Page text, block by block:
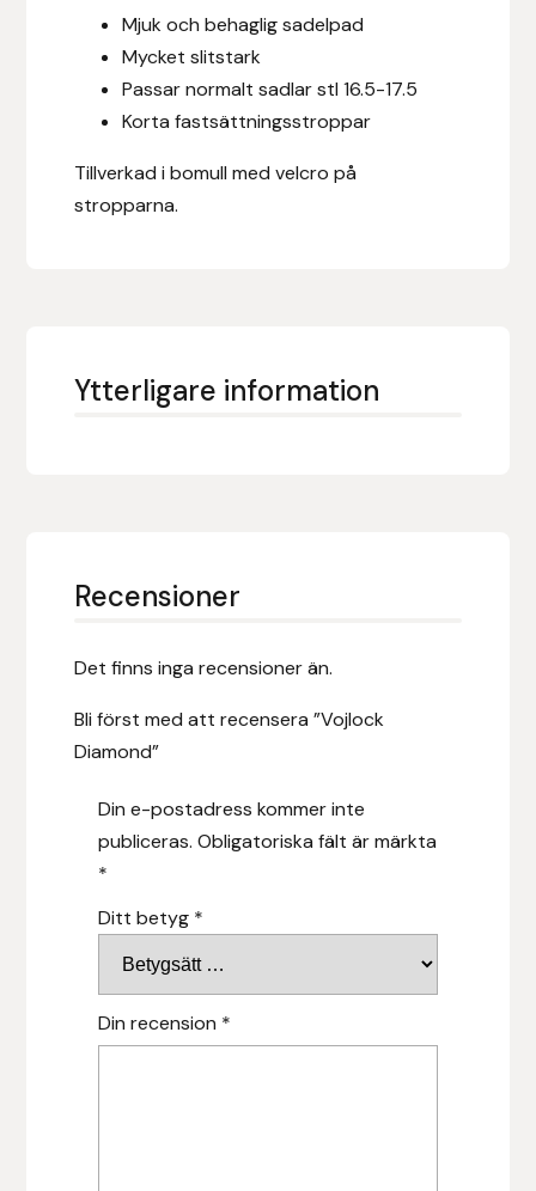
Mjuk och behaglig sadelpad
Mycket slitstark
Passar normalt sadlar stl 16.5-17.5
Korta fastsättningsstroppar
Tillverkad i bomull med velcro på
stropparna.
Ytterligare information
Recensioner
Det finns inga recensioner än.
Bli först med att recensera ”Vojlock
Diamond”
Din e-postadress kommer inte
publiceras. Obligatoriska fält är märkta
*
Ditt betyg *
Din recension *
Eyjólfur Ísólfsson
Fákur Rideudstyr
Furminator
Hesta Gallery
Horse Guard
Iceland Pet